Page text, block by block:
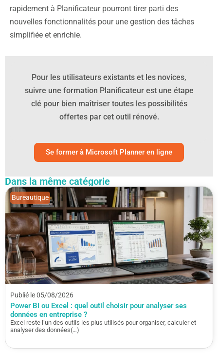
rapidement à Planificateur pourront tirer parti des
nouvelles fonctionnalités pour une gestion des tâches
simplifiée et enrichie.
Pour les utilisateurs existants et les novices,
suivre une formation Planificateur est une étape
clé pour bien maîtriser toutes les possibilités
offertes par cet outil rénové.
Se former à Microsoft Planner en ligne
Dans la même catégorie
Publié le 05/08/2026
Power BI ou Excel : quel outil choisir pour analyser ses
données en entreprise ?
Excel reste l’un des outils les plus utilisés pour organiser, calculer et
analyser des données(…)
Bureautique